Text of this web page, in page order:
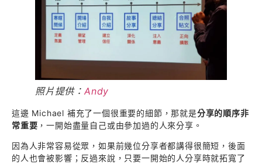
照片提供： Andy
這邊 Michael 補充了一個很重要的細節，那就是分享的順序非
常重要 ，一開始盡量自己或由參加過的人來分享。
因為人非常容易從眾，如果前幾位分享者都講得很簡短，後面
的人也會被影響；反過來說，只要一開始的人分享時就拓寬了